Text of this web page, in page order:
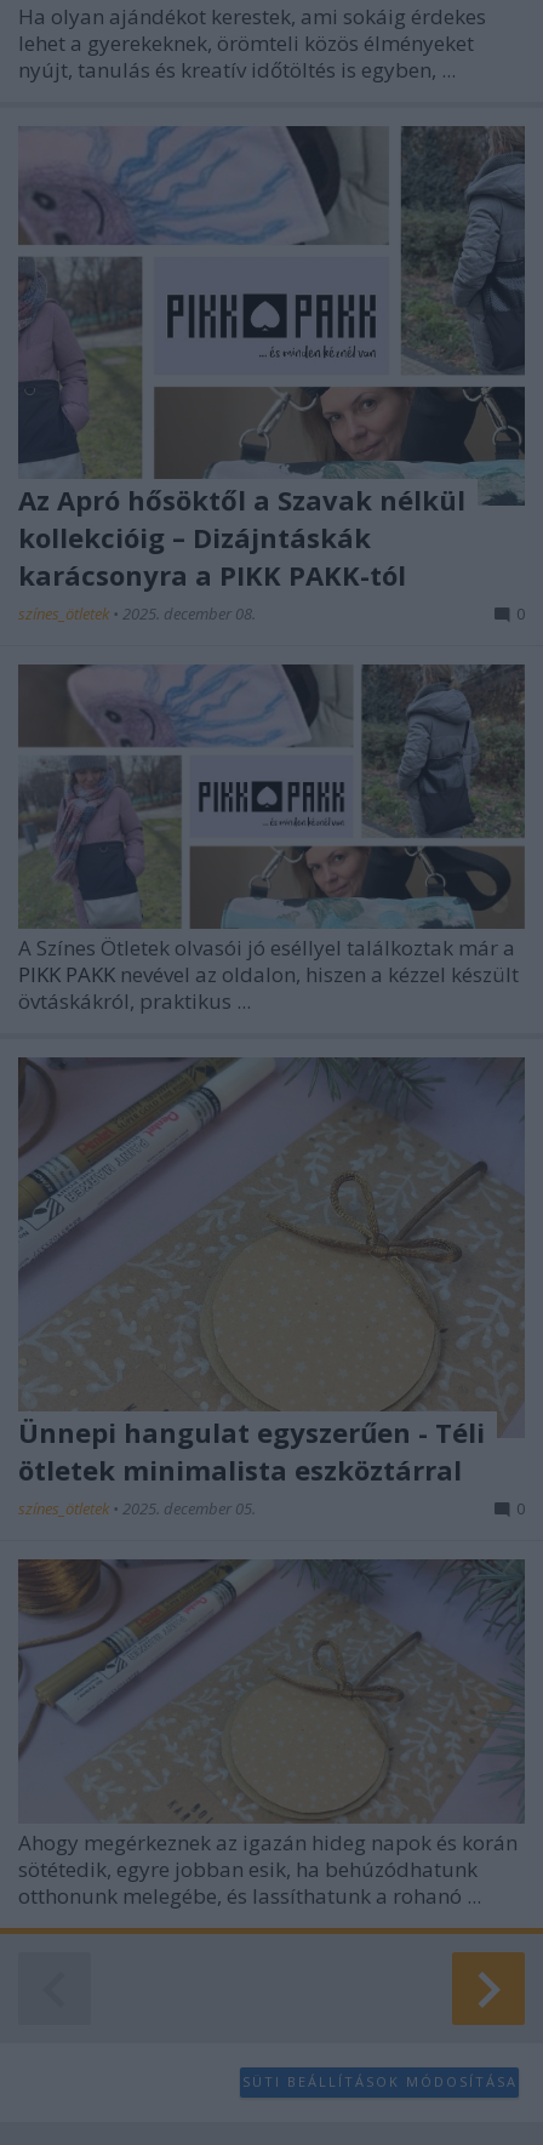
Ha olyan ajándékot kerestek, ami sokáig érdekes
lehet a gyerekeknek, örömteli közös élményeket
nyújt, tanulás és kreatív időtöltés is egyben, ...
Az Apró hősöktől a Szavak nélkül
kollekcióig – Dizájntáskák
karácsonyra a PIKK PAKK-tól
színes_ötletek • 2025. december 08. 0
A Színes Ötletek olvasói jó eséllyel találkoztak már a
PIKK PAKK nevével az oldalon, hiszen a kézzel készült
övtáskákról, praktikus ...
Ünnepi hangulat egyszerűen - Téli
ötletek minimalista eszköztárral
színes_ötletek • 2025. december 05. 0
Ahogy megérkeznek az igazán hideg napok és korán
sötétedik, egyre jobban esik, ha behúzódhatunk
otthonunk melegébe, és lassíthatunk a rohanó ...
SÜTI BEÁLLÍTÁSOK MÓDOSÍTÁSA